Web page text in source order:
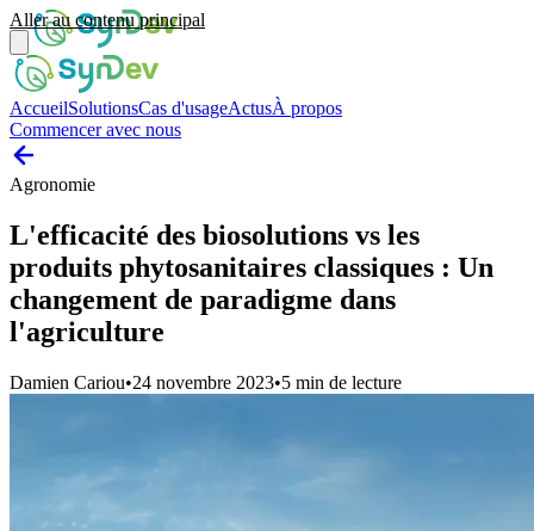
Aller au contenu principal
AccueilSolutionsCas d'usageActusÀ propos
Commencer avec nous
Agronomie
L'efficacité des biosolutions vs les
produits phytosanitaires classiques : Un
changement de paradigme dans
l'agriculture
Damien Cariou•24 novembre 2023•5 min de lecture